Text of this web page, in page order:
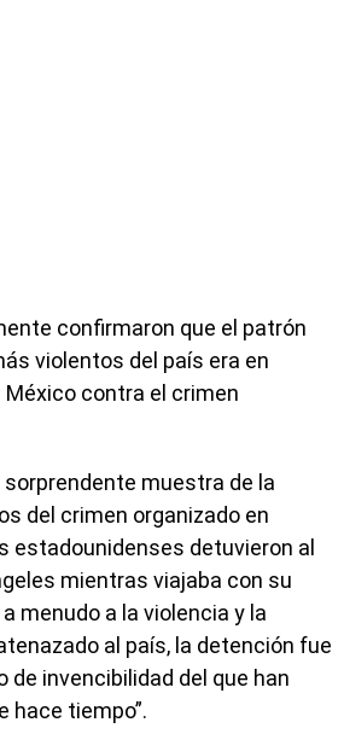
confirmaron que el patrón
violentos del país era en
México contra el crimen
sorprendente muestra de la
del crimen organizado en
estadounidenses detuvieron al
mientras viajaba con su
menudo a la violencia y la
al país, la detención fue
de invencibilidad del que han
hace tiempo”.